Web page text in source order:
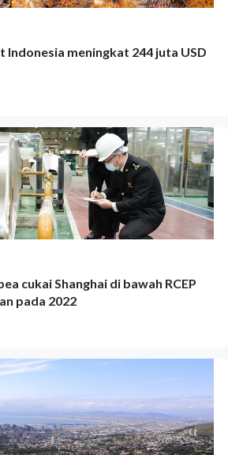
Indonesia meningkat 244 juta USD
cukai Shanghai di bawah RCEP
pada 2022